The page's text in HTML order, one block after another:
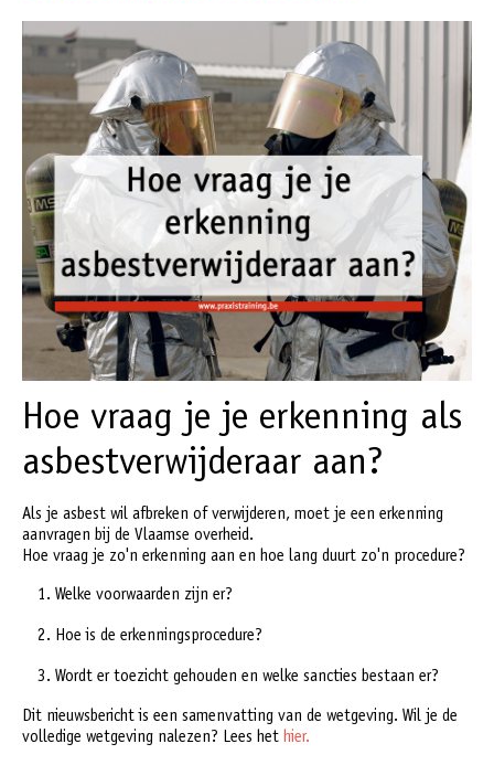
Hoe vraag je je erkenning als
asbestverwijderaar aan?
Als je asbest wil afbreken of verwijderen, moet je een erkenning
aanvragen bij de Vlaamse overheid.
Hoe vraag je zo'n erkenning aan en hoe lang duurt zo'n procedure?
Welke voorwaarden zijn er?
Hoe is de erkenningsprocedure?
Wordt er toezicht gehouden en welke sancties bestaan er?
Dit nieuwsbericht is een samenvatting van de wetgeving. Wil je de
volledige wetgeving nalezen? Lees het hier.